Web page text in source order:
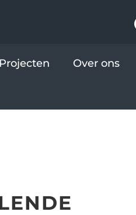
Projecten Over ons